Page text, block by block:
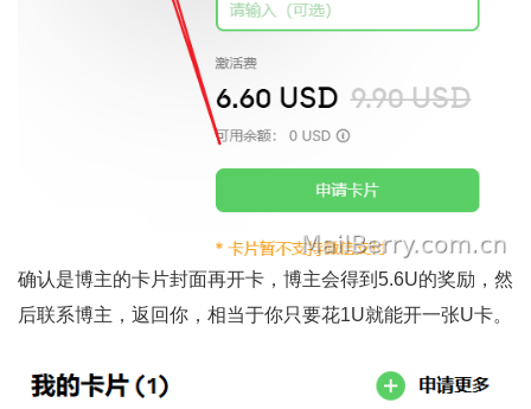
确认是博主的卡片封面再开卡，博主会得到5.6U的奖励，然
后联系博主，返回你，相当于你只要花1U就能开一张U卡。